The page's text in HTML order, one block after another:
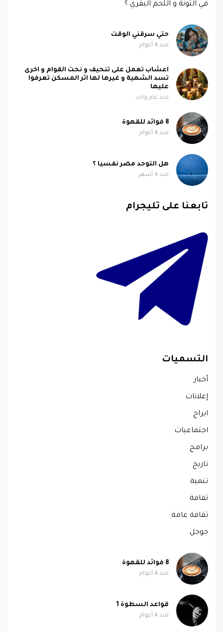
في التونة و اللحم البقري ؟
حتي سرقني الوقت
منذ 4 أعوام
اعشاب تعمل على تنحيف و نحت القوام و اخرى
تسد الشهية و غيرها لها اثر المسكن تعرفوا
عليها
منذ عام واحد
8 فوائد للقهوة
منذ 4 أعوام
هل التوحد مضر نفسيا ؟
منذ 4 أشهر
تابعنا على تليجرام
التسميات
أخبار
إعلانات
ابراج
اجتماعيات
برامج
تاريخ
تنمية
ثقافة
ثقافة عامة
جوجل
8 فوائد للقهوة
منذ 4 أعوام
قواعد السطوة 1
منذ 4 أعوام